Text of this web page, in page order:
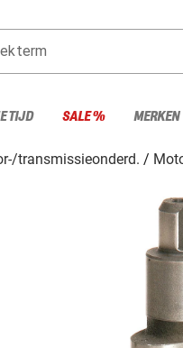
TIJD SALE % MERKEN
transmissieonderd.